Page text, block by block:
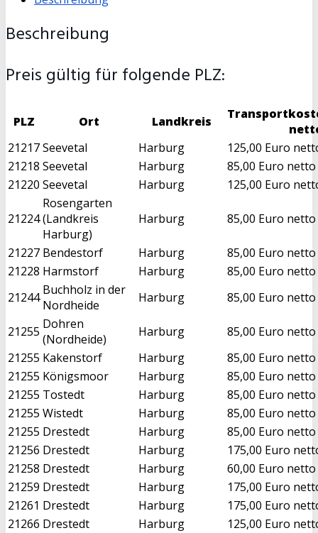
Menge
Beschreibung
Preis gültig für folgende PLZ:
PLZ Ort Landkreis
21217Seevetal Harburg
125,00 Euro
21218 Seevetal Harburg
85,00 Euro netto
21220 Seevetal Harburg 125,00 Euro
21224
Rosengarten
(Landkreis
Harburg)
Harburg 85,00 Euro netto
21227 Bendestorf Harburg
85,00 Euro netto
21228 Harmstorf Harburg
85,00 Euro netto
21244 Buchholz in der
Nordheide
Harburg 85,00 Euro netto
21255 Dohren
(Nordheide)
Harburg
85,00 Euro netto
21255 Kakenstorf Harburg
85,00 Euro netto
21255 Königsmoor Harburg
85,00 Euro netto
21255 Tostedt Harburg
85,00 Euro netto
21255 Wistedt Harburg
85,00 Euro netto
21255 Drestedt Harburg
85,00 Euro netto
21256 Drestedt Harburg
175,00 Euro
21258 Drestedt Harburg
60,00 Euro netto
21259 Drestedt Harburg
175,00 Euro
21261 Drestedt Harburg
175,00 Euro
21266 Drestedt Harburg
125,00 Euro